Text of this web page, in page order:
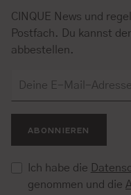
CINQUE News und
Postfach. Du kannst
abbestellen.
ABONNIEREN
Ich habe die
genommen und die